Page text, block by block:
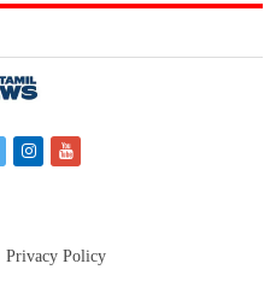
Privacy Policy